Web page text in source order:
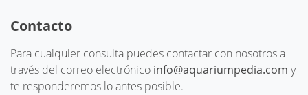
Contacto
Para cualquier consulta puedes contactar con nosotros a
través del correo electrónico info@aquariumpedia.com y
te responderemos lo antes posible.